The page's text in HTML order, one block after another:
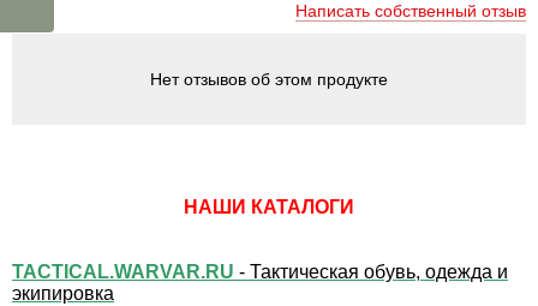
Написать собственный отзыв
Нет отзывов об этом продукте
НАШИ КАТАЛОГИ
TACTICAL.WARVAR.RU - Тактическая обувь, одежда и
экипировка